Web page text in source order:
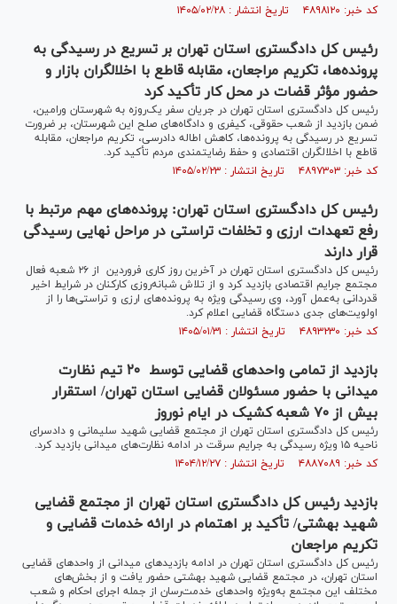
کد خبر: ۴۸۹۸۱۲۰ تاریخ انتشار : ۱۴۰۵/۰۲/۲۸
رئیس کل دادگستری استان تهران بر تسریع در رسیدگی به
پرونده‌ها، تکریم مراجعان، مقابله قاطع با اخلالگران بازار و
حضور مؤثر قضات در محل کار تأکید کرد
رئیس کل دادگستری استان تهران در جریان سفر یک‌روزه به شهرستان ورامین،
ضمن بازدید از شعب حقوقی، کیفری و دادگاه‌های صلح این شهرستان، بر ضرورت
تسریع در رسیدگی به پرونده‌ها، کاهش اطاله دادرسی، تکریم مراجعان، مقابله
قاطع با اخلالگران اقتصادی و حفظ رضایتمندی مردم تأکید کرد.
کد خبر: ۴۸۹۷۳۰۳ تاریخ انتشار : ۱۴۰۵/۰۲/۲۳
رئیس کل دادگستری استان تهران: پرونده‌های مهم مرتبط با
رفع تعهدات ارزی و تخلفات تراستی در مراحل نهایی رسیدگی
قرار دارند
رئیس کل دادگستری استان تهران در آخرین روز کاری فروردین از ۲۶ شعبه فعال
مجتمع جرایم اقتصادی بازدید کرد و از تلاش شبانه‌روزی کارکنان در شرایط اخیر
قدردانی به‌عمل آورد، وی رسیدگی ویژه به پرونده‌های ارزی و تراستی‌ها را از
اولویت‌های جدی دستگاه قضایی اعلام کرد.
کد خبر: ۴۸۹۳۲۳۰ تاریخ انتشار : ۱۴۰۵/۰۱/۳۱
بازدید از تمامی واحد‌های قضایی توسط ۲۰ تیم نظارت
میدانی با حضور مسئولان قضایی استان تهران/ استقرار
بیش از ۷۰ شعبه کشیک در ایام نوروز
رئیس کل دادگستری استان تهران از مجتمع قضایی شهید سلیمانی و دادسرای
ناحیه ۱۵ ویژه رسیدگی به جرایم سرقت در ادامه نظارت‌های میدانی بازدید کرد.
کد خبر: ۴۸۸۷۰۸۹ تاریخ انتشار : ۱۴۰۴/۱۲/۲۷
بازدید رئیس کل دادگستری استان تهران از مجتمع قضایی
شهید بهشتی/ تأکید بر اهتمام در ارائه خدمات قضایی و
تکریم مراجعان
رئیس کل دادگستری استان تهران در ادامه بازدید‌های میدانی از واحد‌های قضایی
استان تهران، در مجتمع قضایی شهید بهشتی حضور یافت و از بخش‌های
مختلف این مجتمع به‌ویژه واحد‌های خدمت‌رسان از جمله اجرای احکام و شعب